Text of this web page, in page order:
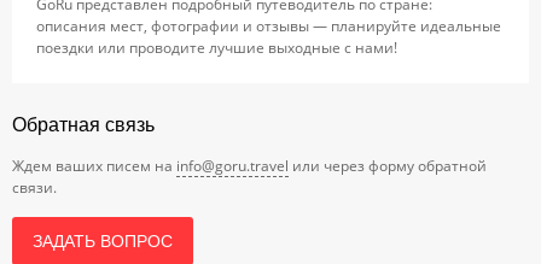
GoRu представлен подробный путеводитель по стране:
описания мест, фотографии и отзывы — планируйте идеальные
поездки или проводите лучшие выходные с нами!
Обратная связь
Ждем ваших писем на info@goru.travel или через форму обратной
связи.
ЗАДАТЬ ВОПРОС